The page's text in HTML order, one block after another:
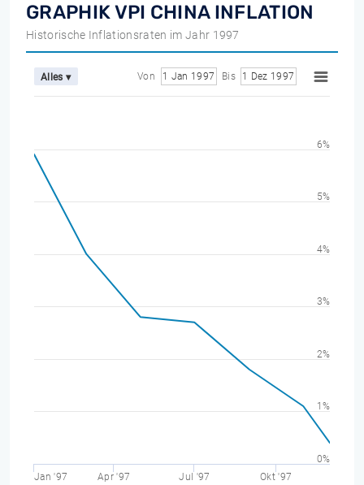
GRAPHIK VPI CHINA INFLATION
Historische Inflationsraten im Jahr 1997
Alles ▾ Von 1 Jan 1997 Bis 1 Dez 1997
Jan '97 Apr '97 Jul '97 Okt '97
0%
1%
2%
3%
4%
5%
6%